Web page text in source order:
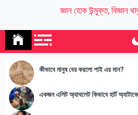
জ্ঞান হোক উন্মুক্ত, বিজ্ঞান
কীভাবে মানুষ বের করলো পাই এর মান?
একজন এলিট অ্যাথলেট কিভাবে হার্ট